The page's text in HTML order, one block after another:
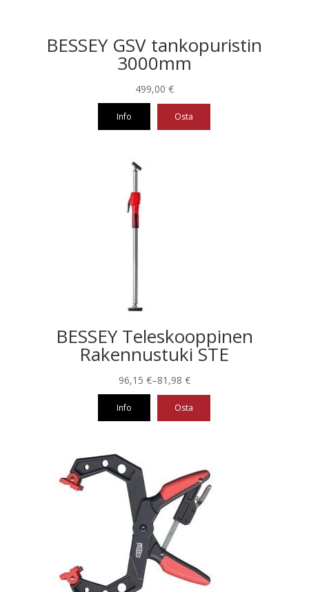
BESSEY GSV tankopuristin
3000mm
499,00 €
Info Osta
BESSEY Teleskooppinen
Rakennustuki STE
81,98 €
–
96,15 €Hintaluokka:
81,98 €
Info Osta
useampi
muunnelma.